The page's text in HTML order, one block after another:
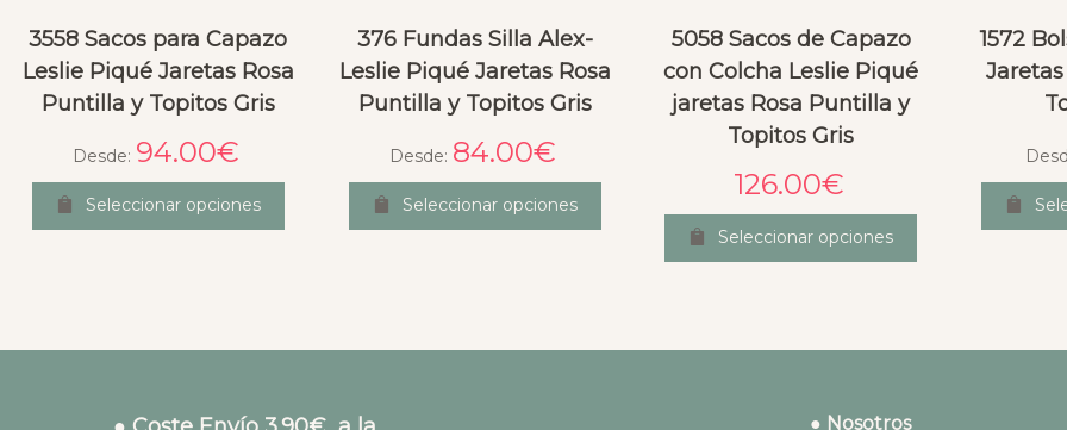
3558 Sacos para Capazo
Leslie Piqué Jaretas Rosa
Puntilla y Topitos Gris
Desde: 94.00€
Seleccionar opciones
376 Fundas Silla Alex-
Leslie Piqué Jaretas Rosa
Puntilla y Topitos Gris
Desde: 84.00€
Seleccionar opciones
5058 Sacos de Capazo
con Colcha Leslie Piqué
jaretas Rosa Puntilla y
Topitos Gris
126.00€
Seleccionar opciones
1572
● Nosotros